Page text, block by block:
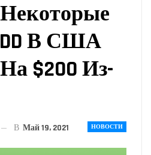
В США
$200 Из-
НОВОСТИ
В Май 19, 2021